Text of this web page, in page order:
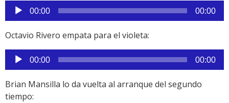
Reproductor
de
audio
00:00 00:00
Octavio Rivero empata para el violeta:
Reproductor
de
audio
00:00 00:00
Brian Mansilla lo da vuelta al arranque del segundo
tiempo: